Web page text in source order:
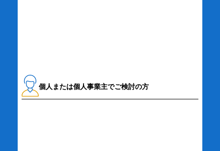
個人または個人事業主でご検討の方